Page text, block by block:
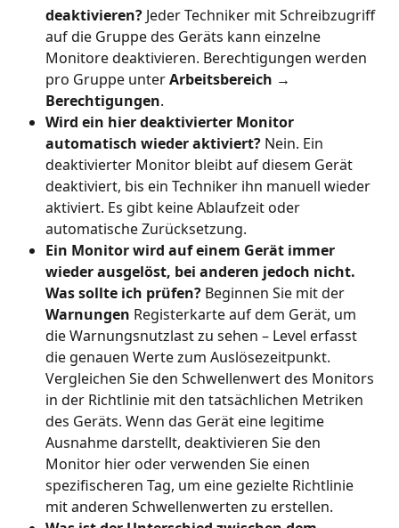
deaktivieren? Jeder Techniker mit Schreibzugriff
auf die Gruppe des Geräts kann einzelne
Monitore deaktivieren. Berechtigungen werden
pro Gruppe unter Arbeitsbereich →
Berechtigungen.
Wird ein hier deaktivierter Monitor
automatisch wieder aktiviert? Nein. Ein
deaktivierter Monitor bleibt auf diesem Gerät
deaktiviert, bis ein Techniker ihn manuell wieder
aktiviert. Es gibt keine Ablaufzeit oder
automatische Zurücksetzung.
Ein Monitor wird auf einem Gerät immer
wieder ausgelöst, bei anderen jedoch nicht.
Was sollte ich prüfen? Beginnen Sie mit der
Warnungen Registerkarte auf dem Gerät, um
die Warnungsnutzlast zu sehen – Level erfasst
die genauen Werte zum Auslösezeitpunkt.
Vergleichen Sie den Schwellenwert des Monitors
in der Richtlinie mit den tatsächlichen Metriken
des Geräts. Wenn das Gerät eine legitime
Ausnahme darstellt, deaktivieren Sie den
Monitor hier oder verwenden Sie einen
spezifischeren Tag, um eine gezielte Richtlinie
mit anderen Schwellenwerten zu erstellen.